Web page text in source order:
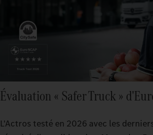
Évaluation « Safer Truck »
L'Actros testé en 2026 avec les